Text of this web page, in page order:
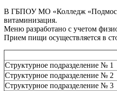
В ГБПОУ МО «Колледж
витаминизация.
Меню разработано с учетом
Прием пищи осуществляется в
Структурное подразделение № 1
Структурное подразделение № 2
Структурное подразделение № 3